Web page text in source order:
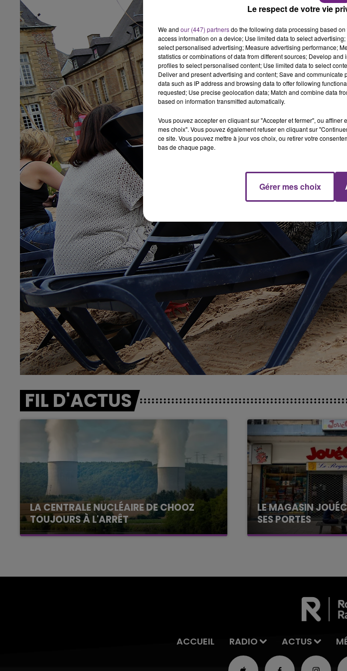
FIL D'ACTUS
LA CENTRALE NUCLÉAIRE DE CHOOZ
TOUJOURS À L'ARRÊT
Cela fait déjà une semaine que la centrale
LE MAGASIN
SES PORTES
C'était l'une des
FM
7h00 - 11h00
BEST OF
11h00 - 16h00
ACCUEIL RADIO ACTUS
Le respect de votre vie
We and our (447) partnersdo the following data processing based
access information on a device; Use limited data to select
select personalised advertising; Measure advertising performance;
statistics or combinations of data from different sources; Develop
profiles to select personalised content; Use limited data to select
Deliver and present advertising and content; Save and
data such as IP address and browsing data to offer following
requested; Use precise geolocation data; Match and combine data
based on information transmitted automatically.
Vous pouvez accepter en cliquant sur "Accepter et fermer", ou
mes choix". Vous pouvez également refuser en cliquant sur
ce site. Vous pouvez mettre à jour vos choix, ou retirer votre
bas de chaque page.
Gérer mes choix